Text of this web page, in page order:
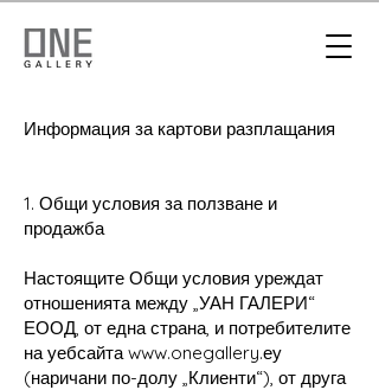
Информация за картови разплащания
1. Общи условия за ползване и
продажба
Настоящите Общи условия уреждат
отношенията между „УАН ГАЛЕРИ“
ЕООД, от една страна, и потребителите
на уебсайтаwww.onegallery.еу
(наричани по-долу „Клиенти“), от друга